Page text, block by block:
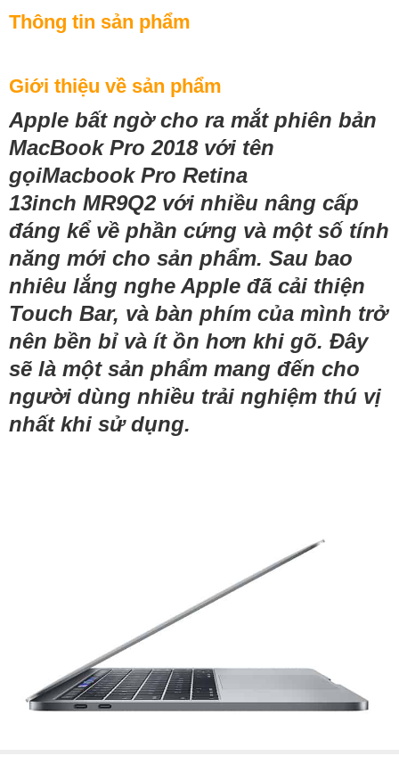
Thông tin sản phẩm
Giới thiệu về sản phẩm
Apple bất ngờ cho ra mắt phiên bản
MacBook Pro 2018 với tên
gọiMacbook Pro Retina
13inch MR9Q2 với nhiều nâng cấp
đáng kể về phần cứng và một số tính
năng mới cho sản phẩm. Sau bao
nhiêu lắng nghe Apple đã cải thiện
Touch Bar, và bàn phím của mình trở
nên bền bỉ và ít ồn hơn khi gõ. Đây
sẽ là một sản phẩm mang đến cho
người dùng nhiều trải nghiệm thú vị
nhất khi sử dụng.